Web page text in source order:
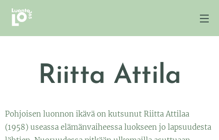
Riitta Attila
Pohjoisen luonnon ikävä on kutsunut Riitta Attilaa
(1958) useassa elämänvaiheessa luokseen jo lapsuudesta